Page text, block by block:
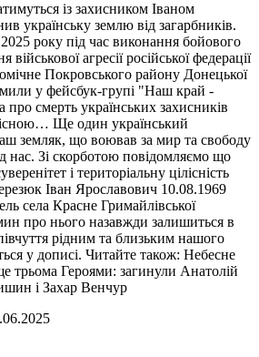
із захисником Іваном
українську землю від загарбників.
року під час виконання бойового
військової агресії російської федерації
Покровського району Донецької
у фейсбук-групі "Наш край -
смерть українських захисників
Ще один український
земляк, що воював за мир та свободу
нас. Зі скорботою повідомляємо що
і територіальну цілісність
Іван Ярославович 10.08.1969
села Красне Гримайлівської
про нього назавжди залишиться в
рідним та близьким нашого
у дописі. Читайте також: Небесне
трьома Героями: загинули Анатолій
і Захар Венчур